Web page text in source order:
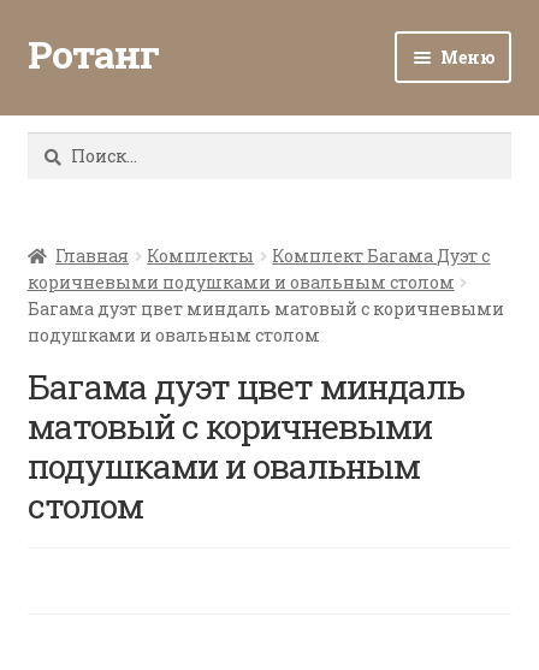
Ротанг Меню
Каталог
Все о ротанге
Контакты
Найти:
Главная Комплекты
Комплект Багама Дуэт с
коричневыми подушками и овальным столом
Багама дуэт цвет миндаль матовый с коричневыми
подушками и овальным столом
Багама дуэт цвет миндаль
матовый с коричневыми
подушками и овальным
столом